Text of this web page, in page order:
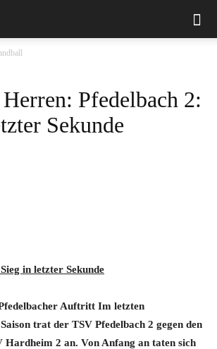
Pfedelbach 2:
Sekunde
in letzter Sekunde
Auftritt Im letzten
trat der TSV Pfedelbach 2 gegen den
Hardheim 2 an. Von Anfang an taten sich